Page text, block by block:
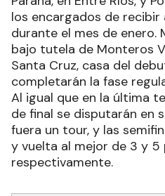
los encargados de
durante el mes de enero.
bajo tutela de Monteros
Santa Cruz, casa del
completarán la fase
Al igual que en la última
de final se disputarán en
fuera un tour, y las
y vuelta al mejor de 3 y 5
respectivamente.